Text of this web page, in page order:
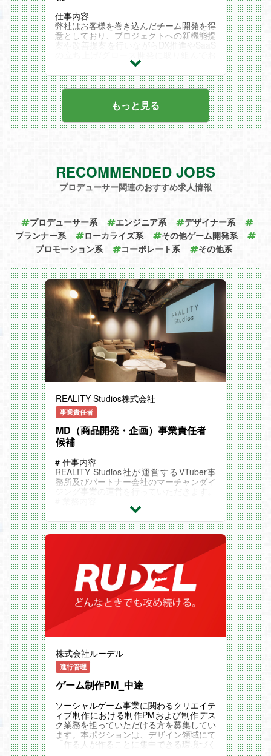
■上流工程から一気通貫でのご支援
■大規模プロジェクト多数！
■チーム体制での参画
■成長フェーズならではの裁量と昇格や昇
■若手から組織づくりにも関わることので
直近プロジェクト事例
■官公庁システムの機能追加開発における
フロント支援
[内容]要件定義～運用・保守
[使用言語]React／TypeScript、Next.js、J
est
の発券などを行う際に利用するための関連
サービスにおける開発（担当工程：基本設
計～運用・保守）
[使用言語]Java /SpringBoot、Javascript/T
[参画規模]10名程
仕事内容
弊社はお客様を巻き込んだチーム開発を得
意としており、プロジェクトへの新機能提
案や改善提案を行いながらDX推進やSaaS
プロジェクトマネージャとしてPJの提案
からグロースまで、お客様と一丸となって
プロジェクトを推進いただける方を募集し
ております！
□■━━━━━━━━━━━━━━━━━
━━━━━━━━━
・開発サポートを行い技術でチームの生産
性を向上
・課題に対し最適な解決方法の提案
社員の幸せと成長を重視し、年収上昇率
7%以上
━━━━━━━━━━━━━━━━━━━
━━━━━━━■□
ーとして掲げ、
社員を大切にしながら会社と一体となって
成長できるよう日々取り組んでおります。
昨年の給与上昇率については7%以上の数
値となり、
安心して、成長できる環境を整えておりま
教育制度の一例としては、SaaS立ち上げ
などを担当している敏腕プロデューサー
・超上流（ディレクター）講座
・マネジメント（PM／スクラムマスタ
ー）講座
を独自開発し、育成に力を入れておりま
す。
その他にも社内大学を設置し、代表取締役
の経営塾から技術まで幅広く
学びながらキャリアアップできる環境を用
意しております。
━━━━━━━━━
CMなどで有名なSaaS開発プロジェクト実
績
━━━━━━━━━━━━━━━━━━━
国内最大級の組織改善クラウド開発PJ
→サービス企画からコアパートナーとして
サービスの立ち上げを支援しております！
[その他]Docker / Slack
体制：全体15名（PM1名、PL2名、エンジ
ニア12名）
レジャー施設顧客データ分析ツール開発
→PM兼テックリード＋メンバーで急拡大
しているプロジェクトです！
[言語] Java/JavaScript
[F/W] SpringBoot/React、TypeScript
[その他]AWS、Kubernetes、CircleCI、Da
tadog
体制：全体20名（PdM1名、PM1名、エン
ジニア4名、オフショア）
□■━━━━━━━━━━━━━━━━━
年収アップとキャリアアップを同時に叶え
ませんか？
━━━━━━━━━━━━━━━━━━━
━━━━━━━■□
■こんな方にお勧めの企業です
もっと見る
RECOMMENDED JOBS
プロデューサー関連のおすすめ求人情報
プロデューサー系 エンジニア系
デザイナー系
プランナー系
ローカライズ系
その他ゲーム開発系
プロモーション系
コーポレート系 その他系
REALITY Studios株式会社
事業責任者
MD（商品開発・企画）事業責任者
候補
# 仕事内容
REALITY Studios社が運営するVTuber事
務所及びパートナー会社のマーチャンダイ
ジング事業の運営を行っていただきます。
REALITY Studios社で、自社IP/パートナー
様のIPを用いたグッズ展開やグッズ展開支
援を行う事業を行います。
・グッズ原価管理及び圧縮業務
・グッズパートナー開拓及び渉外業務
・プロジェクトの進行管理、予実管理
・グッズ制作進行管理チームのマネジメン
# 会社概要
REALITY Studios株式会社（グリー100%
子会社）
代表取締役社長 杉山 綱祐
-事業内容
・多彩なタレントをマネジメント・プロデ
ュースするVTuber事務所の運営を行って
います。
・REALITY Studios株式会社公式サイト (h
ttps://reality-studios.inc/)
・REALITY Studios株式会社公式Twitter (h
ttps://twitter.com/REALITY_STUDIO_)
# 従事すべき業務の変更の範囲
株式会社ルーデル
進行管理
ゲーム制作PM_中途
ソーシャルゲーム事業に関わるクリエイテ
ィブ制作における制作PMおよび制作デス
ク業務を担っていただける方を募集してい
ます。本ポジションは、デザイン領域にて
「作る人が作ることに集中できる環境づく